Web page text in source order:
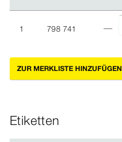
1 798 741
ZUR MERKLISTE HINZUFÜGEN
Etiketten